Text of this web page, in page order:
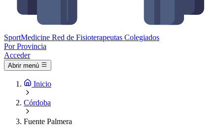
SportMedicine Red de Fisioterapeutas Colegiados
Por Provincia
Acceder
Abrir menú
Inicio
Córdoba
Fuente Palmera